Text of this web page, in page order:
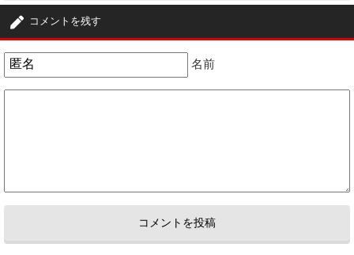
コメントを残す
名前